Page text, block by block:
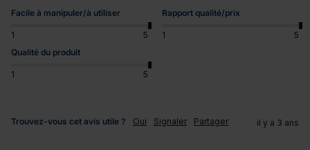
Facile à manipuler/à utiliser
1 5
Rapport qualité/prix
1
5
Qualité du produit
1 5
Trouvez-vous cet avis utile ? Oui Signaler Partager il y a 3 ans